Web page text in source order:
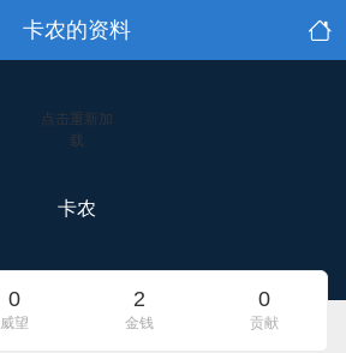
卡农的资料
点击重新加
载
卡农
0
威望
2
金钱
0
贡献